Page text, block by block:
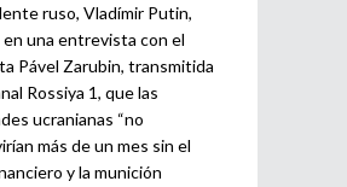
ruso, Vladímir Putin,
una entrevista con el
Pável Zarubin, transmitida
Rossiya 1, que las
ucranianas “no
más de un mes sin el
y la munición